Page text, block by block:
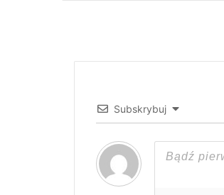
Subskrybuj